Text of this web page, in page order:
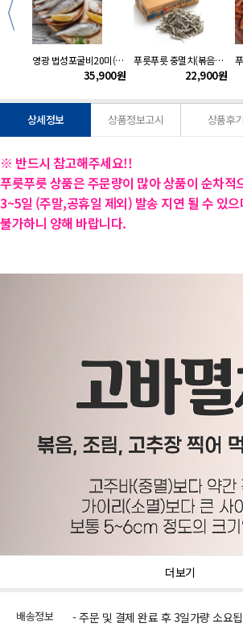
영광 법성포굴비20미(1.2kg내외)
35,900원
푸릇푸릇 중멸치(볶음용)1.5kg
22,900원
상세정보 상품정보고시 상품후기
※ 반드시 참고해주세요!!
푸릇푸릇 상품은 주문량이 많아 상품이 순차적
3~5일 (주말,공휴일 제외) 발송 지연 될 수 있
불가하니 양해 바랍니다.
더보기
배송정보
- 주문 및 결제 완료 후 3일가량 소요